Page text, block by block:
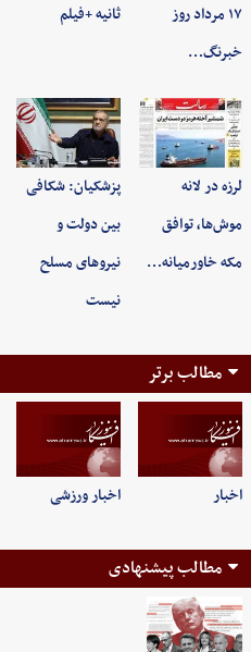
۱۷ مرداد روز
خبرنگ…
ثانیه +فیلم
لرزه در لانه
موش‌ها، توافق
مکه خاورمیانه…
پزشکیان: شکافی
بین دولت و
نیروهای مسلح
نیست
مطالب برتر
اخبار اخبار ورزشی
مطالب پیشنهادی